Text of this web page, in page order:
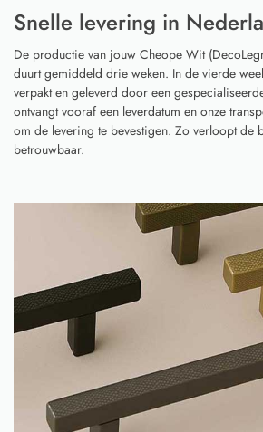
Snelle levering in
De productie van jouw Cheope Wit
duurt gemiddeld drie weken. In de vierde
verpakt en geleverd door een
ontvangt vooraf een leverdatum en onze
om de levering te bevestigen. Zo verloopt de
betrouwbaar.